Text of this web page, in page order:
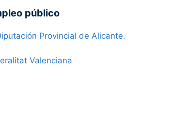
público
Provincial de Alicante.
Valenciana